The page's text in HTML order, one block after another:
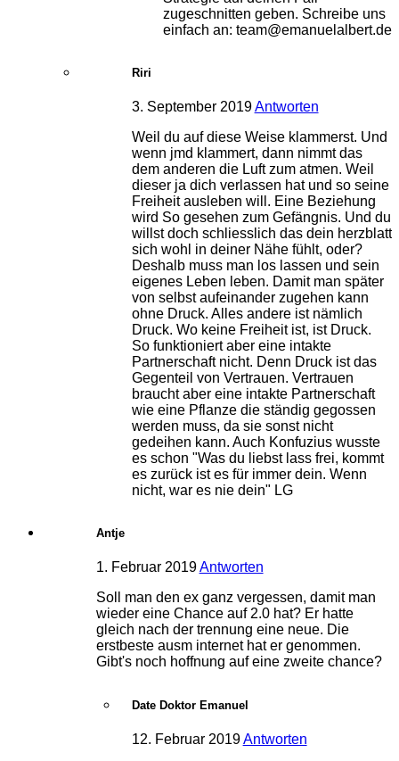
zugeschnitten geben. Schreibe uns
einfach an: team@emanuelalbert.de
Riri
3. September 2019 Antworten
Weil du auf diese Weise klammerst. Und
wenn jmd klammert, dann nimmt das
dem anderen die Luft zum atmen. Weil
dieser ja dich verlassen hat und so seine
Freiheit ausleben will. Eine Beziehung
wird So gesehen zum Gefängnis. Und du
willst doch schliesslich das dein herzblatt
sich wohl in deiner Nähe fühlt, oder?
Deshalb muss man los lassen und sein
eigenes Leben leben. Damit man später
von selbst aufeinander zugehen kann
ohne Druck. Alles andere ist nämlich
Druck. Wo keine Freiheit ist, ist Druck.
So funktioniert aber eine intakte
Partnerschaft nicht. Denn Druck ist das
Gegenteil von Vertrauen. Vertrauen
braucht aber eine intakte Partnerschaft
wie eine Pflanze die ständig gegossen
werden muss, da sie sonst nicht
gedeihen kann. Auch Konfuzius wusste
es schon "Was du liebst lass frei, kommt
es zurück ist es für immer dein. Wenn
nicht, war es nie dein" LG
Antje
1. Februar 2019 Antworten
Soll man den ex ganz vergessen, damit man
wieder eine Chance auf 2.0 hat? Er hatte
gleich nach der trennung eine neue. Die
erstbeste ausm internet hat er genommen.
Gibt's noch hoffnung auf eine zweite chance?
Date Doktor Emanuel
12. Februar 2019 Antworten